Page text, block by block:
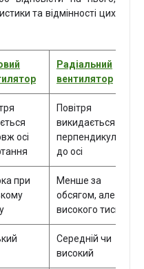
та відмінності цих
Радіальний
вентилятор
осі
Повітря
викидається
перпендикулярно
до осі
при
Менше за
обсягом, але за
високого тиску
Середній чи
високий